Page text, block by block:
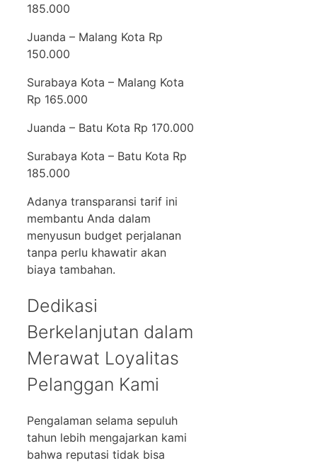
185.000
Juanda – Malang Kota Rp
150.000
Surabaya Kota – Malang Kota
Rp 165.000
Juanda – Batu Kota Rp 170.000
Surabaya Kota – Batu Kota Rp
185.000
Adanya transparansi tarif ini
membantu Anda dalam
menyusun budget perjalanan
tanpa perlu khawatir akan
biaya tambahan.
Dedikasi
Berkelanjutan dalam
Merawat Loyalitas
Pelanggan Kami
Pengalaman selama sepuluh
tahun lebih mengajarkan kami
bahwa reputasi tidak bisa